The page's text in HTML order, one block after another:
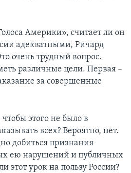
Америки», считает ли он
адекватными, Ричард
очень трудный вопрос.
различные цели. Первая –
за совершенные
этого не было в
всех? Вероятно, нет.
добиться признания
ею нарушений и публичных
этот урок на пользу России?